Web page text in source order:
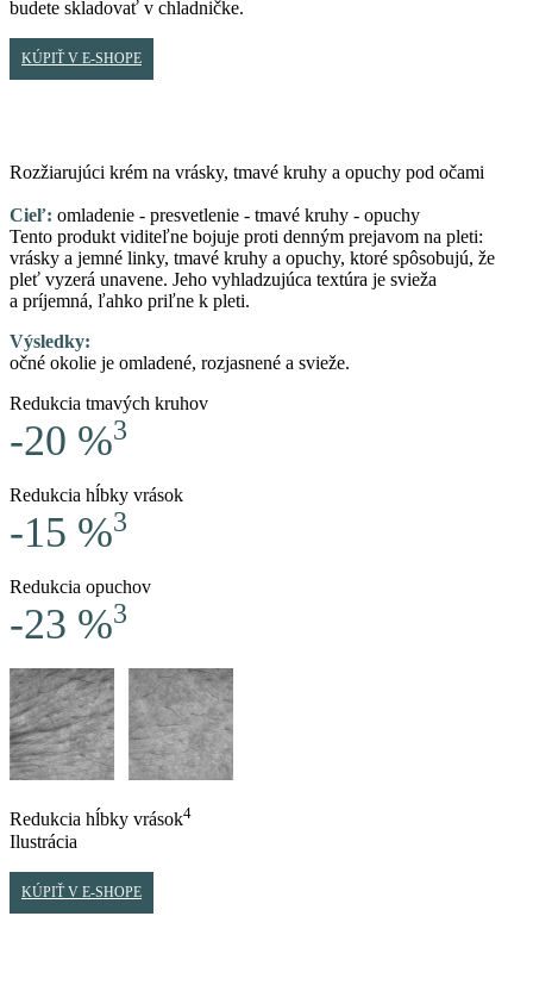
budete skladovať v chladničke.
KÚPIŤ V E-SHOPE
Rozžiarujúci krém na vrásky, tmavé kruhy a opuchy pod očami
Cieľ: omladenie - presvetlenie - tmavé kruhy - opuchy
Tento produkt viditeľne bojuje proti denným prejavom na pleti:
vrásky a jemné linky, tmavé kruhy a opuchy, ktoré spôsobujú, že
pleť vyzerá unavene. Jeho vyhladzujúca textúra je svieža
a príjemná, ľahko priľne k pleti.
Výsledky:
očné okolie je omladené, rozjasnené a svieže.
Redukcia tmavých kruhov
-20 %3
Redukcia hĺbky vrások
-15 %3
Redukcia opuchov
-23 %3
Redukcia hĺbky vrások4
Ilustrácia
KÚPIŤ V E-SHOPE